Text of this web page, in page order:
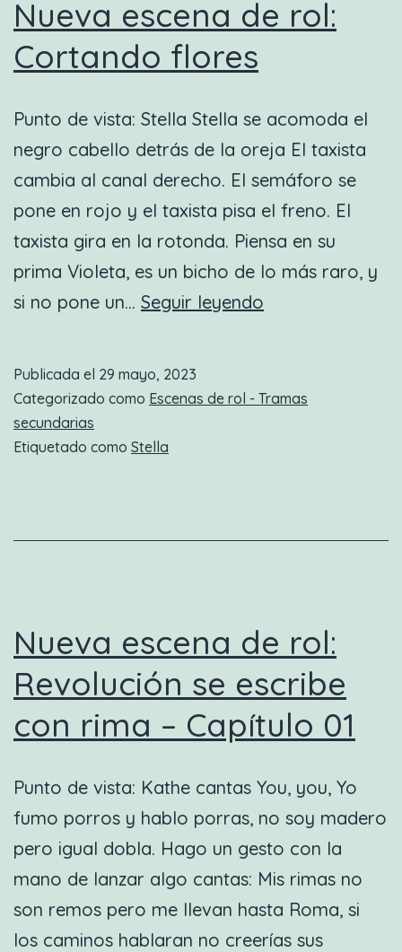
Nueva escena de rol:
Cortando flores
Punto de vista: Stella Stella se acomoda el
negro cabello detrás de la oreja El taxista
cambia al canal derecho. El semáforo se
pone en rojo y el taxista pisa el freno. El
taxista gira en la rotonda. Piensa en su
prima Violeta, es un bicho de lo más raro, y
si no pone un… Seguir leyendo
rol:
Publicada el 29 mayo, 2023
Categorizado como Escenas de rol - Tramas
secundarias
Etiquetado como Stella
Nueva escena de rol:
Revolución se escribe
con rima – Capítulo 01
Punto de vista: Kathe cantas You, you, Yo
fumo porros y hablo porras, no soy madero
pero igual dobla. Hago un gesto con la
mano de lanzar algo cantas: Mis rimas no
son remos pero me llevan hasta Roma, si
los caminos hablaran no creerías sus